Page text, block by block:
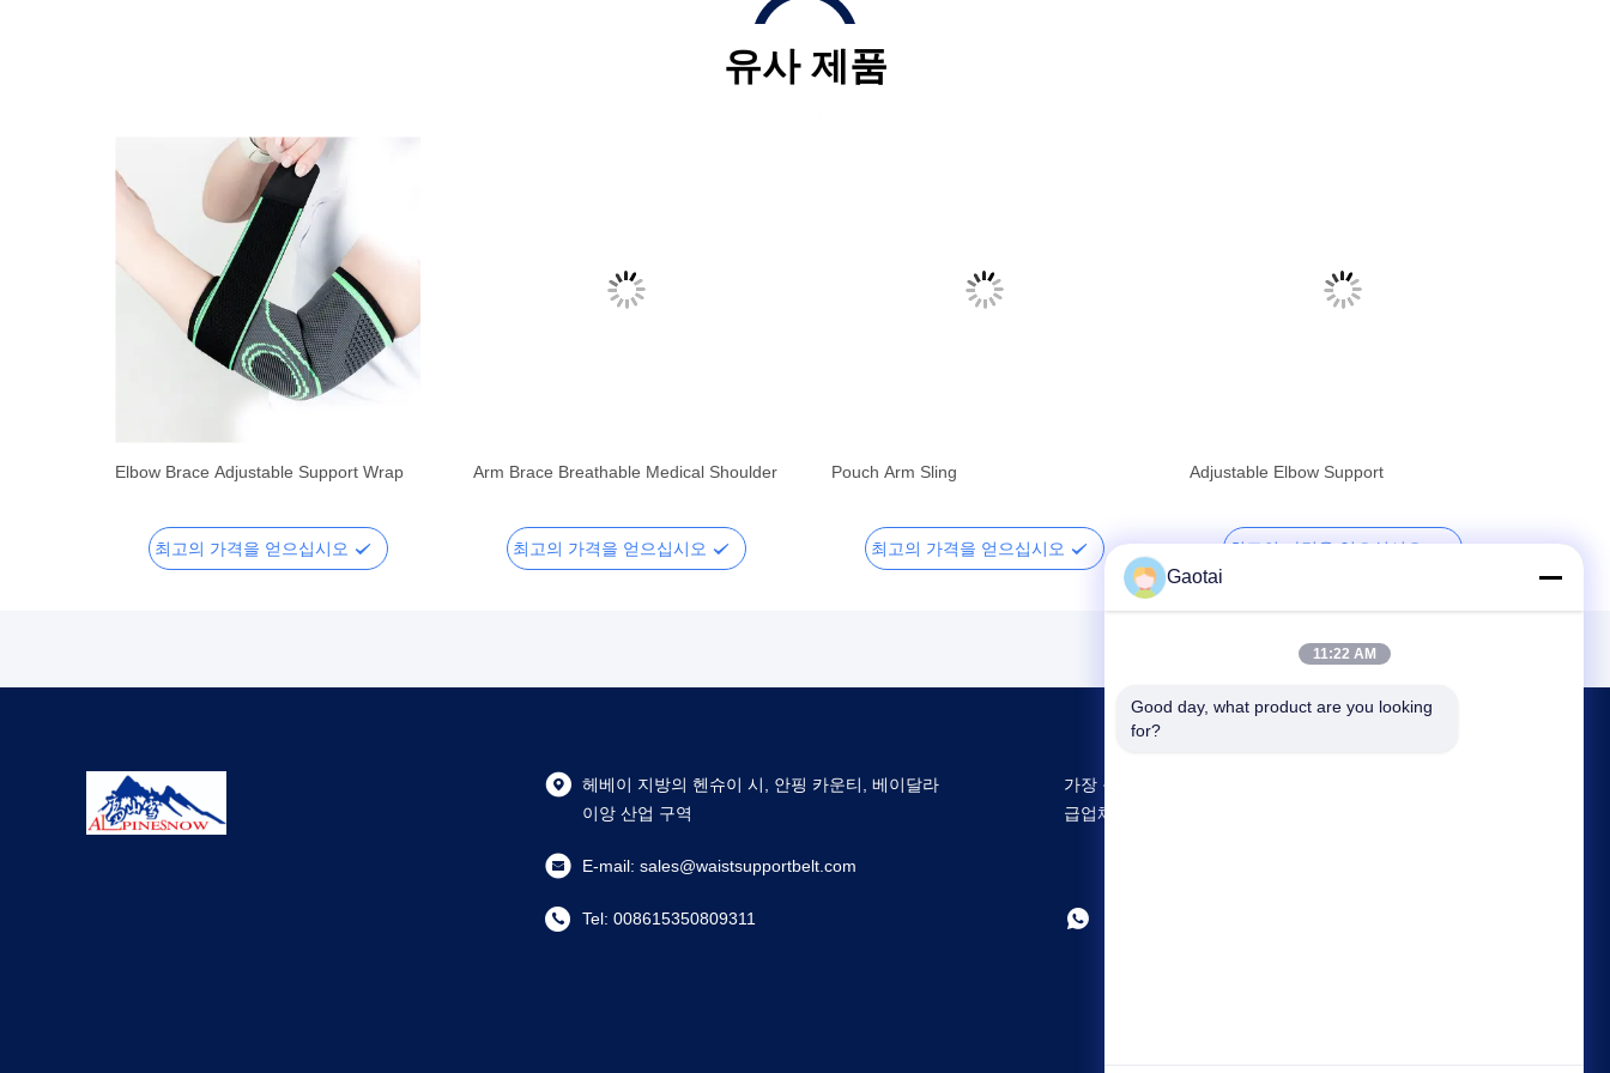
유사 제품
Elbow Brace Adjustable Support Wrap
최고의 가격을 얻으십시오
Arm Brace Breathable Medical Shoulder
최고의 가격을 얻으십시오
Pouch Arm Sling
최고의 가격을 얻으십시오
Adjustable Elbow Support
최고의 가격을 얻으십시오
헤베이 지방의 헨슈이 시, 안핑 카운티, 베이달라
이앙 산업 구역
E-mail: sales@waistsupportbelt.com
Tel: 008615350809311
가장 큰 연구 개발 및 생산 Back Support 중국 공
급업체
Gaotai
11:22 AM
Good day, what product are you looking
for?